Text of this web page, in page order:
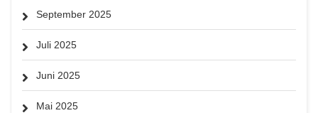
September 2025
Juli 2025
Juni 2025
Mai 2025